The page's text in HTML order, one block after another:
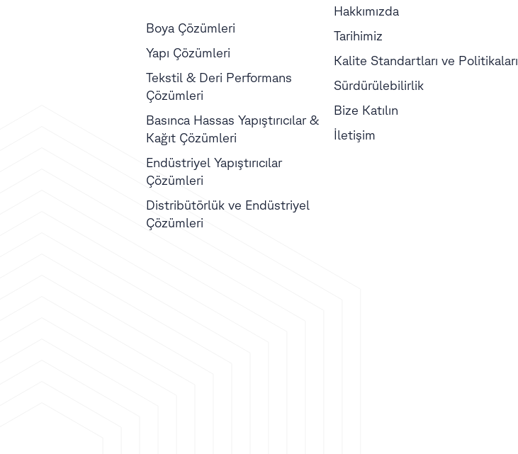
Boya Çözümleri
Yapı Çözümleri
Tekstil & Deri Performans
Çözümleri
Basınca Hassas Yapıştırıcılar &
Kağıt Çözümleri
Endüstriyel Yapıştırıcılar
Çözümleri
Distribütörlük ve Endüstriyel
Çözümleri
Hakkımızda
Tarihimiz
Kalite Standartları ve Politikaları
Sürdürülebilirlik
Bize Katılın
İletişim